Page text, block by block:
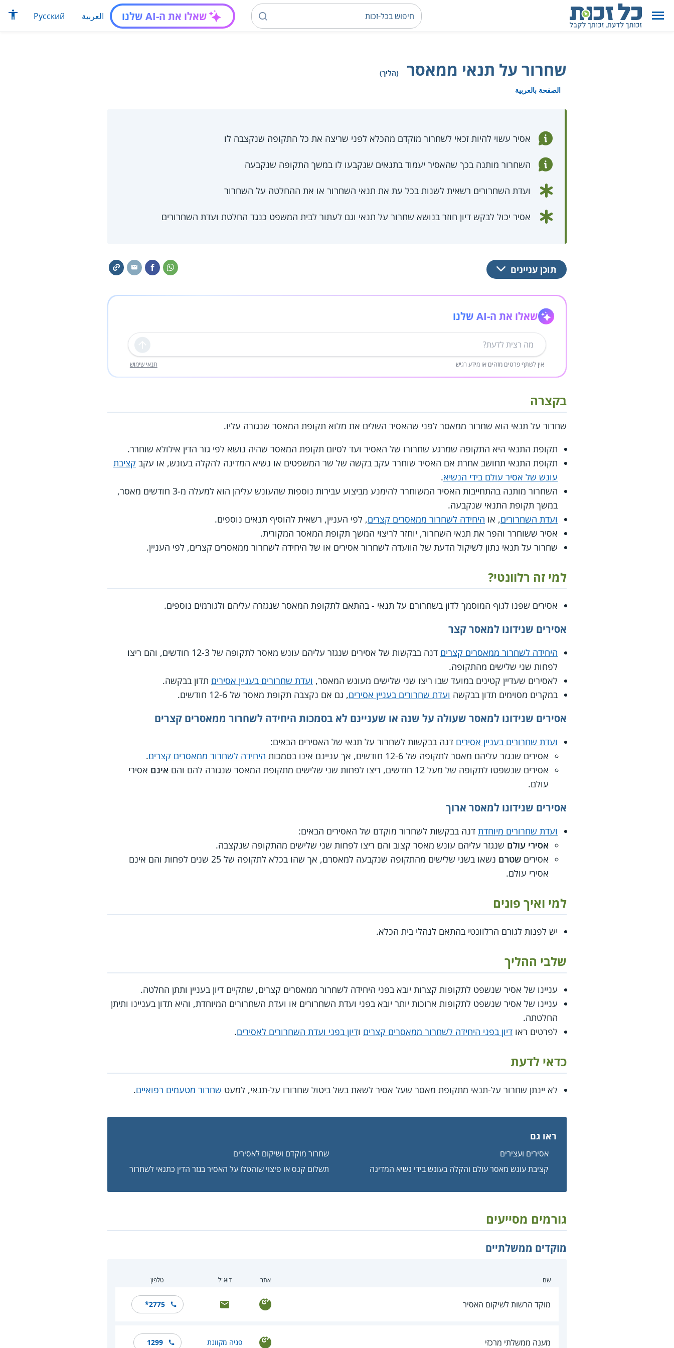
שאלו את ה-AI שלנו العربية Русский
שחרור על תנאי ממאסר
(הליך)
الصفحة بالعربية
אסיר עשוי להיות זכאי לשחרור מוקדם מהכלא לפני שריצה את כל התקופה שנקצבה לו
השחרור מותנה בכך שהאסיר יעמוד בתנאים שנקבעו לו במשך התקופה שנקבעה
ועדת השחרורים רשאית לשנות בכל עת את תנאי השחרור או את ההחלטה על השחרור
אסיר יכול לבקש דיון חוזר בנושא שחרור על תנאי וגם לעתור לבית המשפט כנגד החלטת ועדת השחרורים
תוכן עניינים
שאלו את ה-AI שלנו
שליחה
אין לשתף פרטים מזהים או מידע רגיש תנאי שימוש
בקצרה
שחרור על תנאי הוא שחרור ממאסר לפני שהאסיר השלים את מלוא תקופת המאסר שנגזרה עליו.
תקופת התנאי היא התקופה שמרגע שחרורו של האסיר ועד לסיום תקופת המאסר שהיה נושא לפי גזר הדין אילולא שוחרר.
תקופת התנאי תחושב אחרת אם האסיר שוחרר עקב בקשה של שר המשפטים או נשיא המדינה להקלה בעונש, או עקב קציבת
עונש של אסיר עולם בידי הנשיא.
השחרור מותנה בהתחייבות האסיר המשוחרר להימנע מביצוע עבירות נוספות שהעונש עליהן הוא למעלה מ-3 חודשים מאסר,
במשך תקופת התנאי שנקבעה.
ועדת השחרורים, או היחידה לשחרור ממאסרים קצרים, לפי העניין, רשאית להוסיף תנאים נוספים.
אסיר ששוחרר והפר את תנאי השחרור, יוחזר לריצוי המשך תקופת המאסר המקורית.
שחרור על תנאי נתון לשיקול הדעת של הוועדה לשחרור אסירים או של היחידה לשחרור ממאסרים קצרים, לפי העניין.
למי זה רלוונטי?
אסירים שפנו לגוף המוסמך לדון בשחרורם על תנאי - בהתאם לתקופת המאסר שנגזרה עליהם ולגורמים נוספים.
אסירים שנידונו למאסר קצר
היחידה לשחרור ממאסרים קצרים
דנה בבקשות של אסירים שנגזר עליהם עונש מאסר לתקופה של 12-3 חודשים, והם ריצו
לפחות שני שלישים מהתקופה.
לאסירים שעדיין קטינים במועד שבו ריצו שני שלישים מעונש המאסר, ועדת שחרורים בעניין אסירים תדון בבקשה.
במקרים מסוימים תדון בבקשה ועדת שחרורים בעניין אסירים, גם אם נקצבה תקופת מאסר של 12-6 חודשים.
אסירים שנידונו למאסר שעולה על שנה או שעניינם לא בסמכות היחידה לשחרור ממאסרים קצרים
ועדת שחרורים בעניין אסירים דנה בבקשות לשחרור על תנאי של האסירים הבאים:
אסירים שנגזר עליהם מאסר לתקופה של 12-6 חודשים, אך עניינם אינו בסמכות
היחידה לשחרור ממאסרים קצרים.
אסירים שנשפטו לתקופה של מעל 12 חודשים, ריצו לפחות שני שלישים מתקופת המאסר שנגזרה להם והם
אינם אסירי
עולם.
אסירים שנידונו למאסר ארוך
ועדת שחרורים מיוחדת דנה בבקשות לשחרור מוקדם של האסירים הבאים:
אסירי עולם שנגזר עליהם עונש מאסר קצוב והם ריצו לפחות שני שלישים מהתקופה שנקצבה.
אסירים שטרם
נשאו בשני שלישים מהתקופה שנקבעה למאסרם, אך שהו בכלא לתקופה של 25 שנים לפחות והם אינם
אסירי עולם.
למי ואיך פונים
יש לפנות לגורם הרלוונטי בהתאם לנהלי בית הכלא.
שלבי ההליך
עניינו של אסיר שנשפט לתקופות קצרות יובא בפני היחידה לשחרור ממאסרים קצרים, שתקיים דיון בעניין ותתן החלטה.
עניינו של אסיר שנשפט לתקופות ארוכות יותר יובא בפני ועדת השחרורים או ועדת השחרורים המיוחדת, והיא תדון בעניינו ותיתן
החלטתה.
לפרטים ראו דיון בפני היחידה לשחרור ממאסרים קצרים ודיון בפני ועדת השחרורים לאסירים.
כדאי לדעת
לא יינתן שחרור על-תנאי מתקופת מאסר שעל אסיר לשאת בשל ביטול שחרורו על-תנאי, למעט שחרור מטעמים רפואיים.
ראו גם
אסירים ועצירים
שחרור מוקדם ושיקום לאסירים
קציבת עונש מאסר עולם והקלה בעונש בידי נשיא המדינה
תשלום קנס או פיצוי שוהטלו על האסיר בגזר הדין כתנאי לשחרור
גורמים מסייעים
מוקדים ממשלתיים
שם אתר דוא"ל טלפון
מוקד הרשות לשיקום האסיר *2775
מענה ממשלתי מרכזי פניה מקוונת 1299